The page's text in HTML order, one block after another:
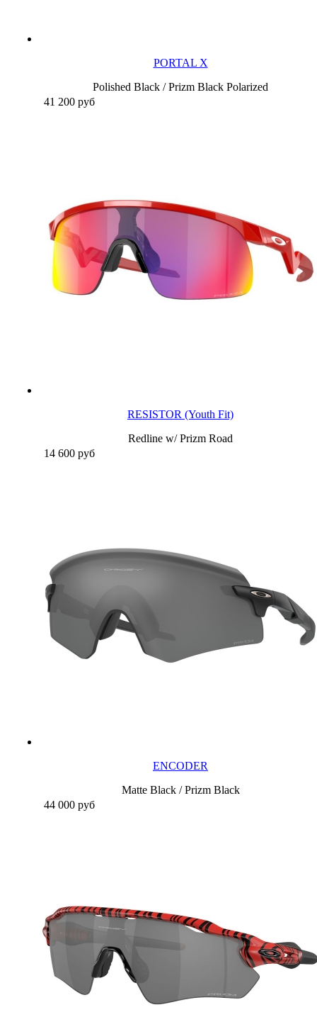
PORTAL X
Polished Black / Prizm Black Polarized
41 200 руб
RESISTOR (Youth Fit)
Redline w/ Prizm Road
14 600 руб
ENCODER
Matte Black / Prizm Black
44 000 руб